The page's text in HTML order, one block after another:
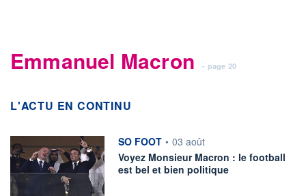
Emmanuel Macron - page 20
L'ACTU EN CONTINU
information fournie par
SO FOOT • 03 août
Voyez Monsieur Macron : le football
est bel et bien politique